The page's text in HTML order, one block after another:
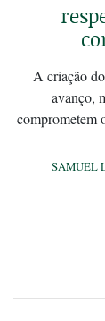
A criação
avanço,
comprometem
SAMUEL